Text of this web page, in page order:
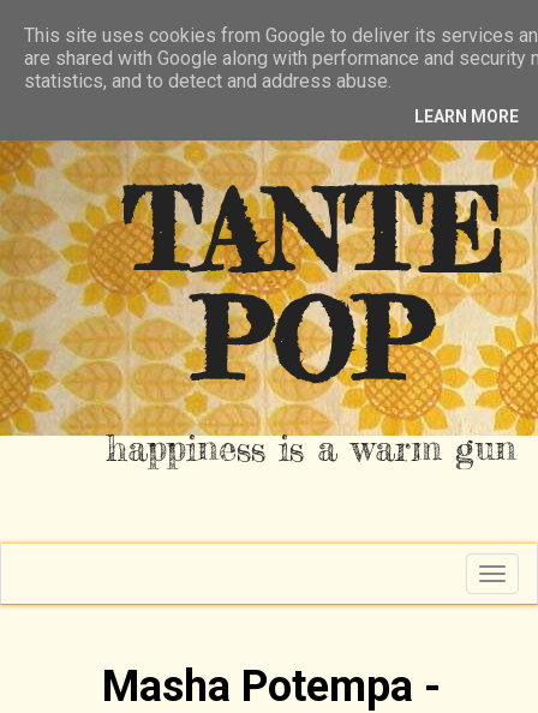
RSS FEED
TANTE
POP
happiness is a warm gun
T
o
g
Masha Potempa -
This site uses cookies from Google to deliver its services
are shared with Google along with performance and
statistics, and to detect and address abuse.
LEARN MORE